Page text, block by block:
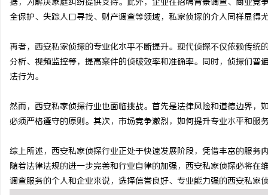
据，为解决家庭纠纷提供支持。此外，企业在招聘背景调查、商业
全保护、失踪人口寻找、财产调查等领域，私家侦探的介入同样显得
再者，西安私家侦探的专业化水平不断提升。现代侦探不仅依赖传
分析、视频监控等，提高案件的侦破效率和准确率。同时，侦探们
法行为。
然而，西安私家侦探行业也面临挑战。首先是法律风险和道德边界
必须严格遵守的原则。其次，市场竞争激烈，如何提升专业水平和服
综上所述，西安私家侦探行业正处于快速发展阶段，凭借丰富的服
随着法律法规的进一步完善和行业自律的加强，西安私家侦探必将
调查服务的个人和企业来说，选择信誉良好、专业能力强的西安私家
武汉配眼镜 上海配眼镜